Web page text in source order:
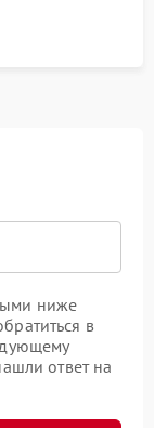
ниже
в
ответ на